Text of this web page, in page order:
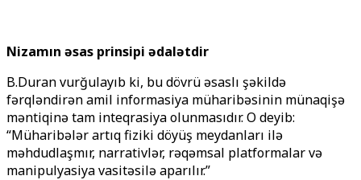
Nizamın əsas prinsipi ədalətdir
B.Duran vurğulayıb ki, bu dövrü əsaslı şəkildə
fərqləndirən amil informasiya müharibəsinin münaqişə
məntiqinə tam inteqrasiya olunmasıdır. O deyib:
“Müharibələr artıq fiziki döyüş meydanları ilə
məhdudlaşmır, narrativlər, rəqəmsal platformalar və
manipulyasiya vasitəsilə aparılır.”